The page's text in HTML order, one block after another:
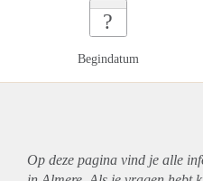
?
Begindatum
Op deze pagina vind je alle